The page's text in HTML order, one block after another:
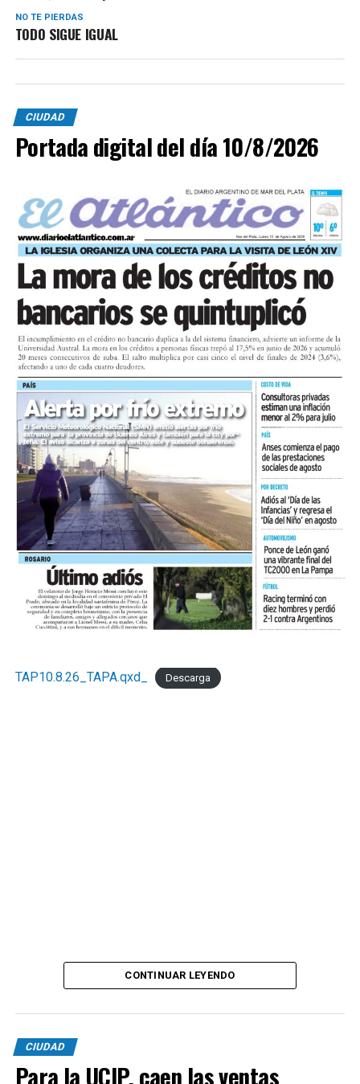
NO TE PIERDAS
TODO SIGUE IGUAL
CIUDAD
Portada digital del día 10/8/2026
TAP10.8.26_TAPA.qxd_ Descarga
CONTINUAR LEYENDO
CIUDAD
Para la UCIP, caen las ventas